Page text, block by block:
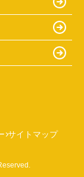
サイトマップ